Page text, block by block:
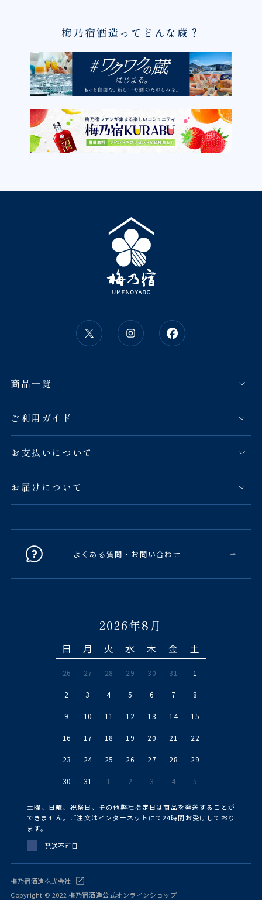
梅乃宿酒造ってどんな蔵？
商品一覧
ご利用ガイド
お支払いについて
お届けについて
よくある質問・お問い合わせ
2026年8月
日 月 火 水 木 金 土
26 27 28 29 30 31 1
2 3 4 5 6 7 8
9 10 11 12 13 14 15
16 17 18 19 20 21 22
23 24 25 26 27 28 29
30 31 1 2 3 4 5
土曜、日曜、祝祭日、その他弊社指定日は商品を発送することが
できません。ご注文はインターネットにて24時間お受けしており
ます。
発送不可日
梅乃宿酒造株式会社
Copyright © 2022 梅乃宿酒造公式オンラインショップ